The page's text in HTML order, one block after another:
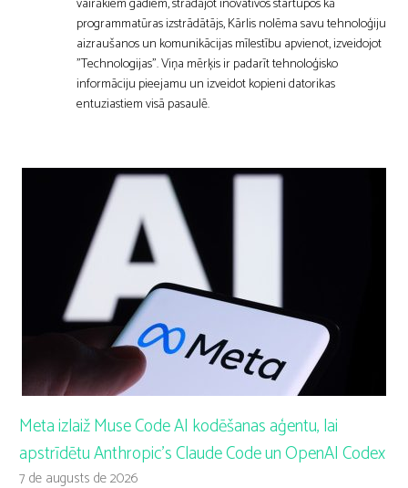
programmatūras izstrādātājs, Kārlis nolēma savu tehnoloģiju
aizraušanos un komunikācijas mīlestību apvienot, izveidojot
"Technologijas". Viņa mērķis ir padarīt tehnoloģisko
informāciju pieejamu un izveidot kopieni datorikas
entuziastiem visā pasaulē.
Meta izlaiž Muse Code AI kodēšanas aģentu, lai
apstrīdētu Anthropic’s Claude Code un OpenAI Codex
7 de augusts de 2026